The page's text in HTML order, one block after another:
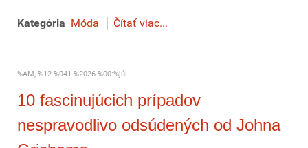
Kategória Móda Čítať viac...
%AM, %12 %041 %2026 %00:%júl
10 fascinujúcich prípadov
nespravodlivo odsúdených od Johna